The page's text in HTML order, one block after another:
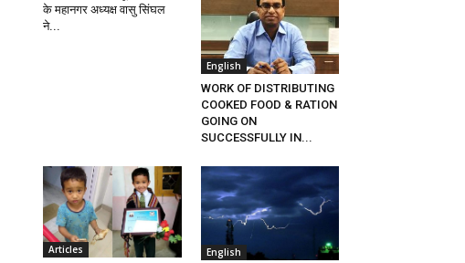
के महानगर अध्यक्ष वासु सिंघल
ने...
English
WORK OF DISTRIBUTING
COOKED FOOD & RATION
GOING ON
SUCCESSFULLY IN...
Articles English